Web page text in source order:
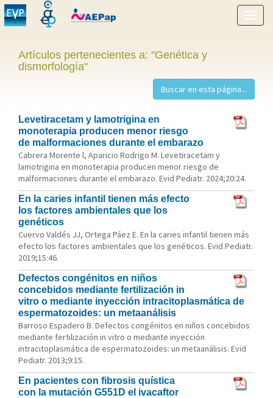
menú
Artículos pertenecientes a: "Genética y
dismorfología"
Levetiracetam y lamotrigina en
monoterapia producen menor riesgo
de malformaciones durante el embarazo
Cabrera Morente l, Aparicio Rodrigo M. Levetiracetam y
lamotrigina en monoterapia producen menor riesgo de
malformaciones durante el embarazo. Evid Pediatr. 2024;20:24.
En la caries infantil tienen más efecto
los factores ambientales que los
genéticos
Cuervo Valdés JJ, Ortega Páez E. En la caries infantil tienen más
efecto los factores ambientales que los genéticos. Evid Pediatr.
2019;15:46.
Defectos congénitos en niños
concebidos mediante fertilización in
vitro o mediante inyección intracitoplasmática de
espermatozoides: un metaanálisis
Barroso Espadero B. Defectos congénitos en niños concebidos
mediante fertilización in vitro o mediante inyección
intracitoplasmática de espermatozoides: un metaanálisis. Evid
Pediatr. 2013;9:15.
En pacientes con fibrosis quística
con la mutación G551D el ivacaftor